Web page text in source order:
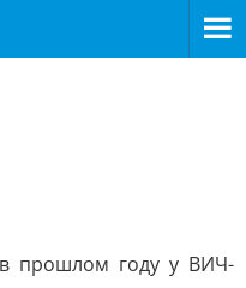
в прошлом году у ВИЧ-